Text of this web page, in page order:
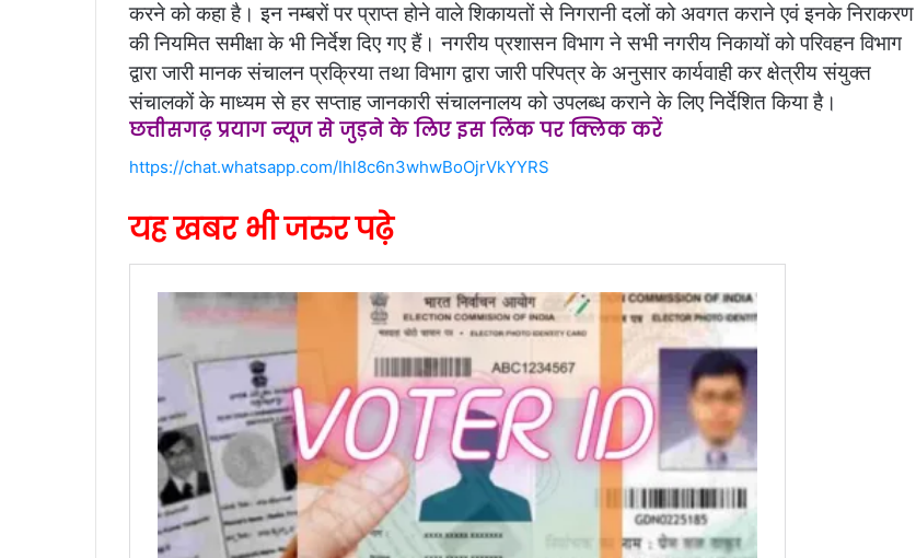
करने को कहा है। इन नम्बरों पर प्राप्त होने वाले शिकायतों से निगरानी दलों को अवगत कराने एवं इनके निराकरण
की नियमित समीक्षा के भी निर्देश दिए गए हैं। नगरीय प्रशासन विभाग ने सभी नगरीय निकायों को परिवहन विभाग
द्वारा जारी मानक संचालन प्रक्रिया तथा विभाग द्वारा जारी परिपत्र के अनुसार कार्यवाही कर क्षेत्रीय संयुक्त
संचालकों के माध्यम से हर सप्ताह जानकारी संचालनालय को उपलब्ध कराने के लिए निर्देशित किया है।
छत्तीसगढ़ प्रयाग न्यूज से जुड़ने के लिए इस लिंक पर क्लिक करें
https://chat.whatsapp.com/Ihl8c6n3whwBoOjrVkYYRS
यह खबर भी जरुर पढ़े